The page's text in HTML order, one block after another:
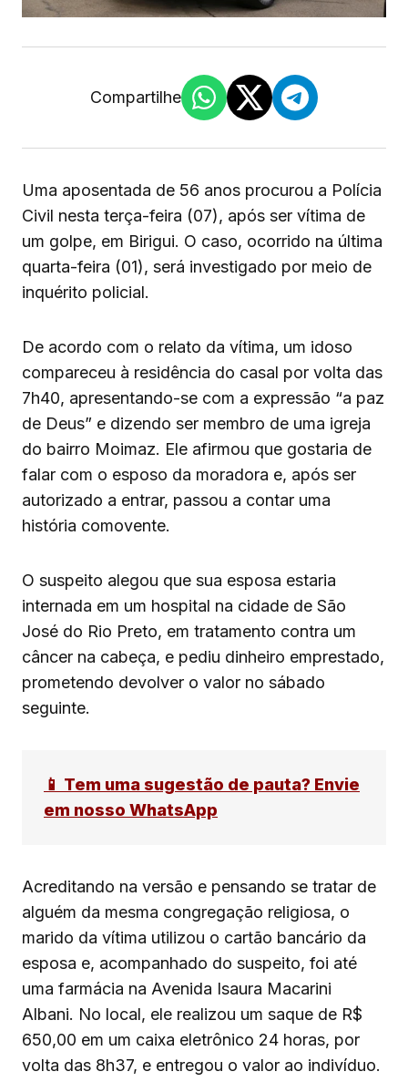
Compartilhe
Uma aposentada de 56 anos procurou a Polícia
Civil nesta terça-feira (07), após ser vítima de
um golpe, em Birigui. O caso, ocorrido na última
quarta-feira (01), será investigado por meio de
inquérito policial.
De acordo com o relato da vítima, um idoso
compareceu à residência do casal por volta das
7h40, apresentando-se com a expressão “a paz
de Deus” e dizendo ser membro de uma igreja
do bairro Moimaz. Ele afirmou que gostaria de
falar com o esposo da moradora e, após ser
autorizado a entrar, passou a contar uma
história comovente.
O suspeito alegou que sua esposa estaria
internada em um hospital na cidade de São
José do Rio Preto, em tratamento contra um
câncer na cabeça, e pediu dinheiro emprestado,
prometendo devolver o valor no sábado
seguinte.
📱 Tem uma sugestão de pauta? Envie
em nosso WhatsApp
Acreditando na versão e pensando se tratar de
alguém da mesma congregação religiosa, o
marido da vítima utilizou o cartão bancário da
esposa e, acompanhado do suspeito, foi até
uma farmácia na Avenida Isaura Macarini
Albani. No local, ele realizou um saque de R$
650,00 em um caixa eletrônico 24 horas, por
volta das 8h37, e entregou o valor ao indivíduo.